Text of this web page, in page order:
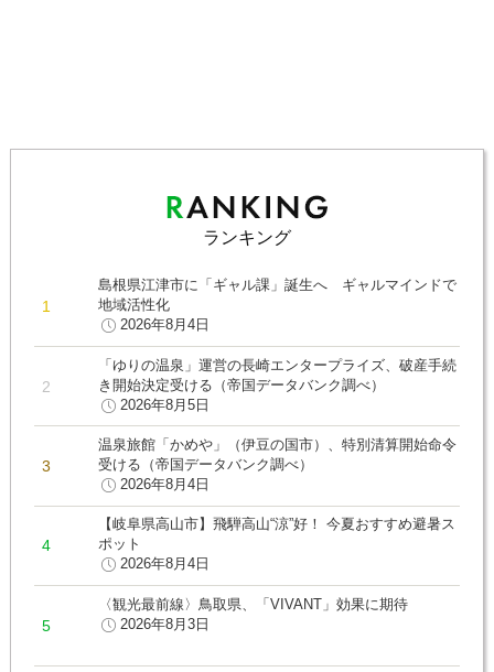
ランキング
島根県江津市に「ギャル課」誕生へ ギャルマインドで
地域活性化
2026年8月4日
「ゆりの温泉」運営の長崎エンタープライズ、破産手続
き開始決定受ける（帝国データバンク調べ）
2026年8月5日
温泉旅館「かめや」（伊豆の国市）、特別清算開始命令
受ける（帝国データバンク調べ）
2026年8月4日
【岐阜県高山市】飛騨高山“涼”好！ 今夏おすすめ避暑ス
ポット
2026年8月4日
〈観光最前線〉鳥取県、「VIVANT」効果に期待
2026年8月3日